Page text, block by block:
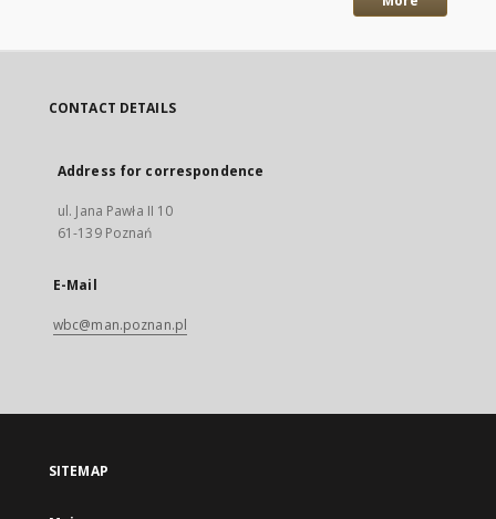
CONTACT DETAILS
Address for correspondence
ul. Jana Pawła II 10
61-139 Poznań
E-Mail
wbc@man.poznan.pl
SITEMAP